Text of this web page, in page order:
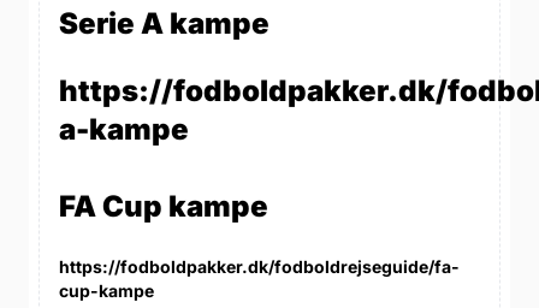
Serie A kampe
https://fodboldpakker.dk/
a-kampe
FA Cup kampe
https://fodboldpakker.dk/fodboldrejseguide/fa-
cup-kampe